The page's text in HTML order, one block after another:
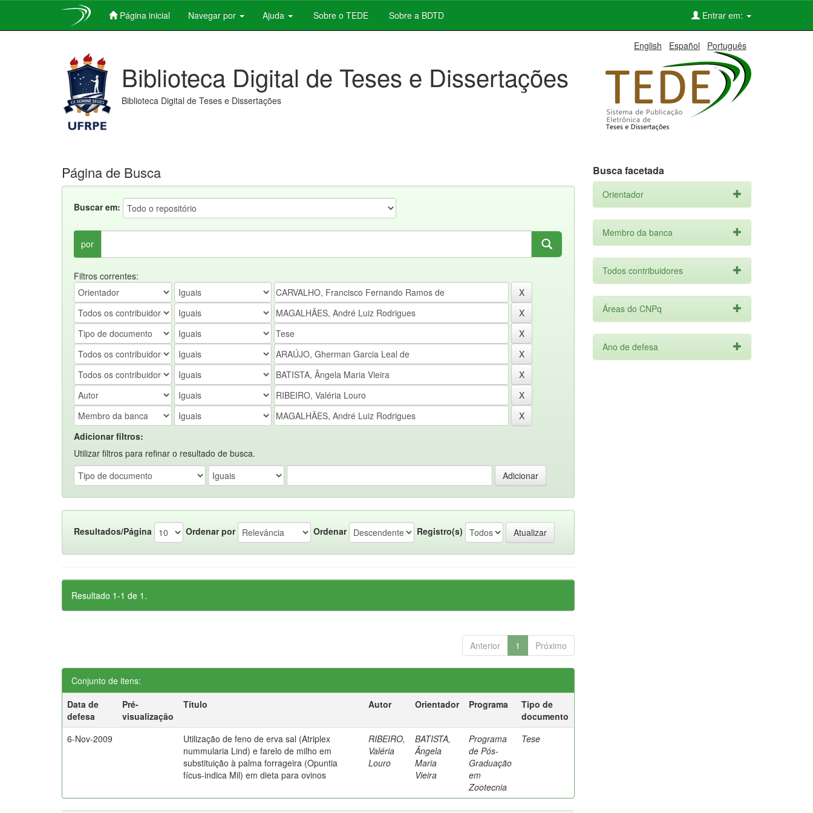
Página inicial Navegar por Ajuda Sobre o TEDE Sobre a BDTD Entrar em:
English Español Português
Biblioteca Digital de Teses e Dissertações
Biblioteca Digital de Teses e Dissertações
Página de Busca
Buscar em:
por
Filtros correntes:
Adicionar filtros:
Utilizar filtros para refinar o resultado de busca.
Resultados/Página Ordenar por Ordenar Registro(s)
Resultado 1-1 de 1.
Anterior 1 Próximo
Conjunto de itens:
Data de
defesa
Pré-
visualização
Título Autor Orientador Programa
Tipo de
documento
6-Nov-2009
Utilização de feno de erva sal (Atriplex
nummularia Lind) e farelo de milho em
substituição à palma forrageira (Opuntia
fícus-indica Mil) em dieta para ovinos
RIBEIRO,
Valéria
Louro
BATISTA,
Ângela
Maria
Vieira
Programa
de Pós-
Graduação
em
Zootecnia
Tese
Busca facetada
Orientador
Membro da banca
Todos contribuidores
Áreas do CNPq
Ano de defesa